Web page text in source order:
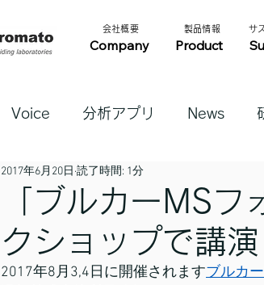
Company Product
​製品情報​​
​会社概要​​ サ
Voice 分析アプリ News
「ブルカーMS
クショップで講演
2017年6月20日 読了時間: 1分
2017年8月3,4日に開催されますブルカ